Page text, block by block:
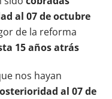
al 07 de octubre
de la reforma
15 años atrás
nos hayan
al 07 de